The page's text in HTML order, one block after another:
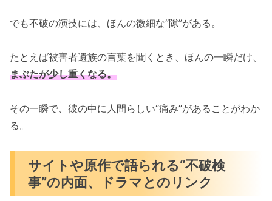
でも不破の演技には、ほんの微細な“隙”がある。
たとえば被害者遺族の言葉を聞くとき、ほんの一瞬だけ、
まぶたが少し重くなる。
その一瞬で、彼の中に人間らしい“痛み”があることがわか
る。
サイトや原作で語られる“不破検
事”の内面、ドラマとのリンク